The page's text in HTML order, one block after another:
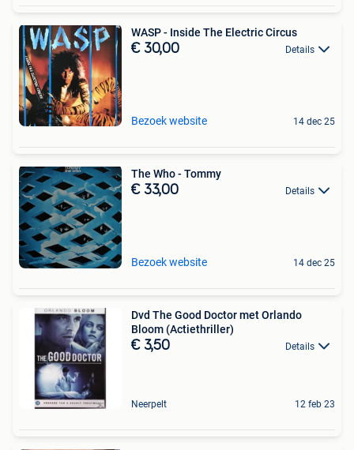
WASP - Inside The Electric Circus
€ 30,00 Details
Bezoek website 14 dec 25
The Who - Tommy
€ 33,00 Details
Bezoek website 14 dec 25
Dvd The Good Doctor met Orlando
Bloom (Actiethriller)
€ 3,50 Details
Neerpelt 12 feb 23